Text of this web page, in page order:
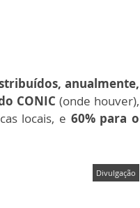
anualmente,
CONIC (onde houver),
locais, e 60% para o
Divulgação